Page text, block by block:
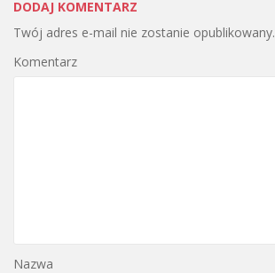
DODAJ KOMENTARZ
Twój adres e-mail nie zostanie opublikowany.
Komentarz
Nazwa